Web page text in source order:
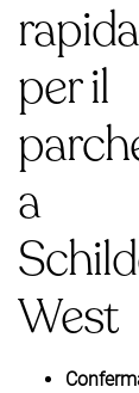
rapida
per il
a
West